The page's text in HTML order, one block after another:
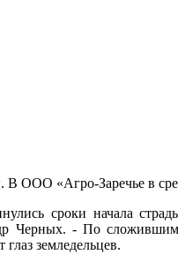
ООО «Агро-Заречье в
сроки начала
Черных. - По
земледельцев.